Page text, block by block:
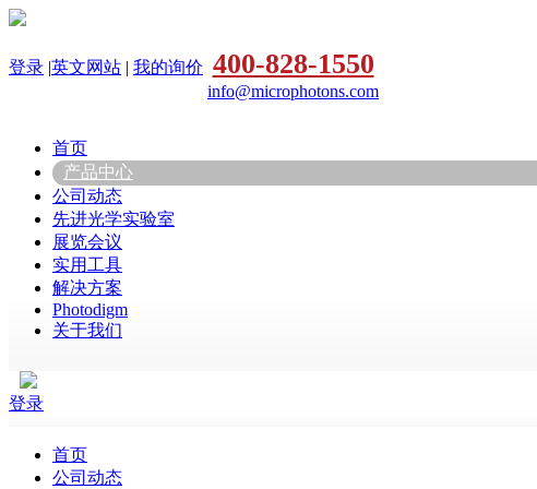
登录 |英文网站 | 我的询价 400-828-1550
info@microphotons.com
首页
产品中心
公司动态
先进光学实验室
展览会议
实用工具
解决方案
Photodigm
关于我们
登录
首页
公司动态